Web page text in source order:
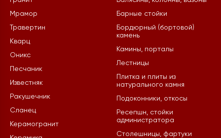
Мрамор
Травертин
Кварц
Оникс
Песчаник
Известняк
Ракушечник
Сланец
Керамогранит
Барные стойки
Бордюрный (бортовой)
камень
Камины, порталы
Лестницы
Плитка и плиты из
натурального камня
Подоконники, откосы
Ресепшн, стойки
администратора
Столешницы, фартуки